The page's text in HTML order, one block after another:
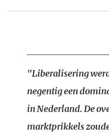
"Liberalisering
negentig een
in Nederland. De
marktprikkels